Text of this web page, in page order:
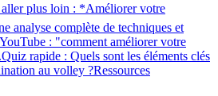
plus loin : *Améliorer votre
analyse complète de techniques et
: "comment améliorer votre
Quiz rapide : Quels sont les éléments clés
au volley ?Ressources